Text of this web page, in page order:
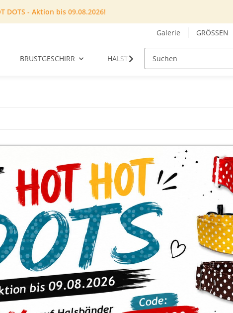
DOTS - Aktion bis 09.08.2026!
Galerie GRÖSSEN
BRUSTGESCHIRR HALSTUCH GUTSCHEIN